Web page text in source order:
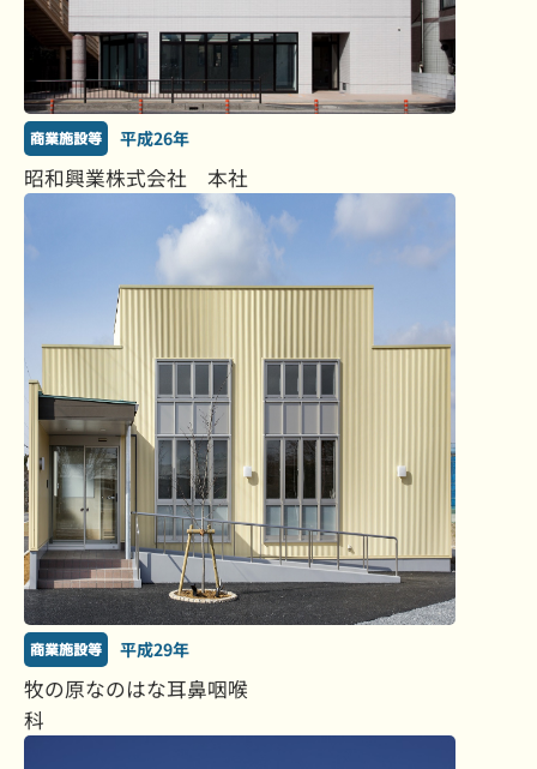
商業施設等 平成26年
昭和興業株式会社 本社
商業施設等 平成29年
牧の原なのはな耳鼻咽喉
科